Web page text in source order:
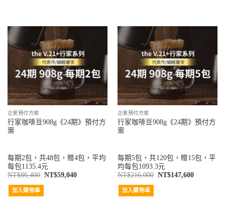
企業預付方案
行家咖啡豆908g《24期》預付方
案
每期2包，共48包，贈4包，平均
每包1135.4元
NT$86,400 NT$59,040
加入購物車
企業預付方案
行家咖啡豆908g《24期》預付方
案
每期5包，共120包，贈15包，平
均每包1093.3元
NT$216,000 NT$147,600
加入購物車